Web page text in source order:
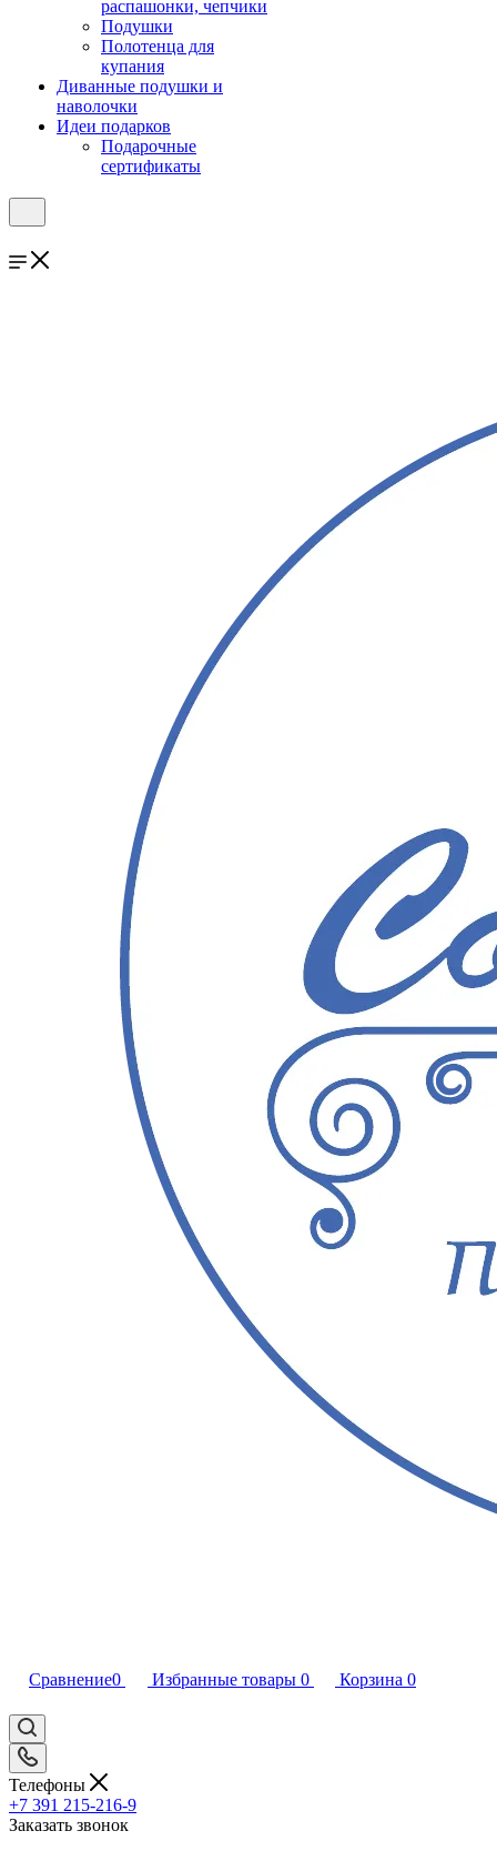
распашонки, чепчики
Подушки
Полотенца для
купания
Диванные подушки и
наволочки
Идеи подарков
Подарочные
сертификаты
Сравнение0 Избранные товары 0 Корзина 0
Телефоны
+7 391 215-216-9
Заказать звонок